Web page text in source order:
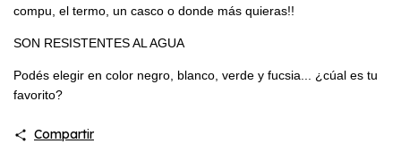
compu, el termo, un casco o donde más quieras!!
SON RESISTENTES AL AGUA
Podés elegir en color negro, blanco, verde y fucsia... ¿cúal es tu
favorito?
Compartir